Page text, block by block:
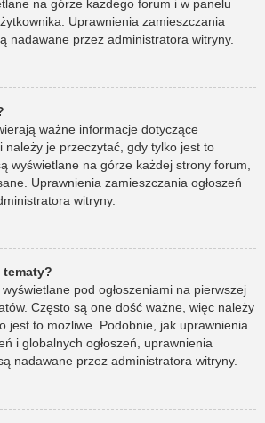
na górze każdego forum i w panelu
Uprawnienia zamieszczania
nadawane przez administratora witryny.
ważne informacje dotyczące
należy je przeczytać, gdy tylko jest to
wyświetlane na górze każdej strony forum,
Uprawnienia zamieszczania ogłoszeń
witryny.
pod ogłoszeniami na pierwszej
Często są one dość ważne, więc należy
jest to możliwe. Podobnie, jak uprawnienia
i globalnych ogłoszeń, uprawnienia
nadawane przez administratora witryny.